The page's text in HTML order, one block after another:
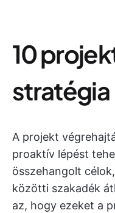
10
stratégia
A projekt
proaktív lépést
összehangolt
közötti szakadék
az, hogy ezeket a